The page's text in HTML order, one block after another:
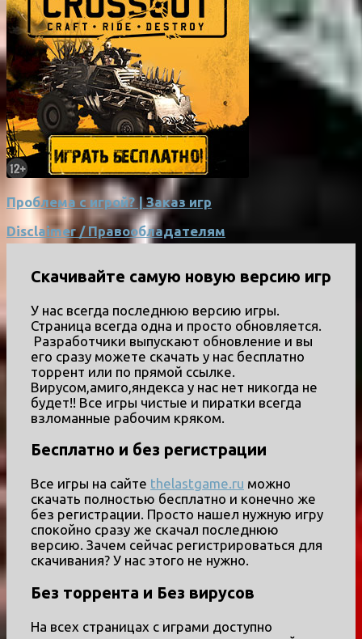
Проблема с игрой? | Заказ игр
Disclaimer / Правообладателям
Скачивайте самую новую версию игр
У нас всегда последнюю версию игры.
Страница всегда одна и просто обновляется.
Разработчики выпускают обновление и вы
его сразу можете скачать у нас бесплатно
торрент или по прямой ссылке.
Вирусом,амиго,яндекса у нас нет никогда не
будет!! Все игры чистые и пиратки всегда
взломанные рабочим кряком.
Бесплатно и без регистрации
Все игры на сайте thelastgame.ru можно
скачать полностью бесплатно и конечно же
без регистрации. Просто нашел нужную игру
спокойно сразу же скачал последнюю
версию. Зачем сейчас регистрироваться для
скачивания? У нас этого не нужно.
Без торрента и Без вирусов
На всех страницах с играми доступно